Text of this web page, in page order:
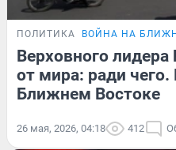
ПОЛИТИКА ВОЙНА НА
Верховного
от мира: ради чего.
Ближнем Востоке
26 мая, 2026, 04:18 412